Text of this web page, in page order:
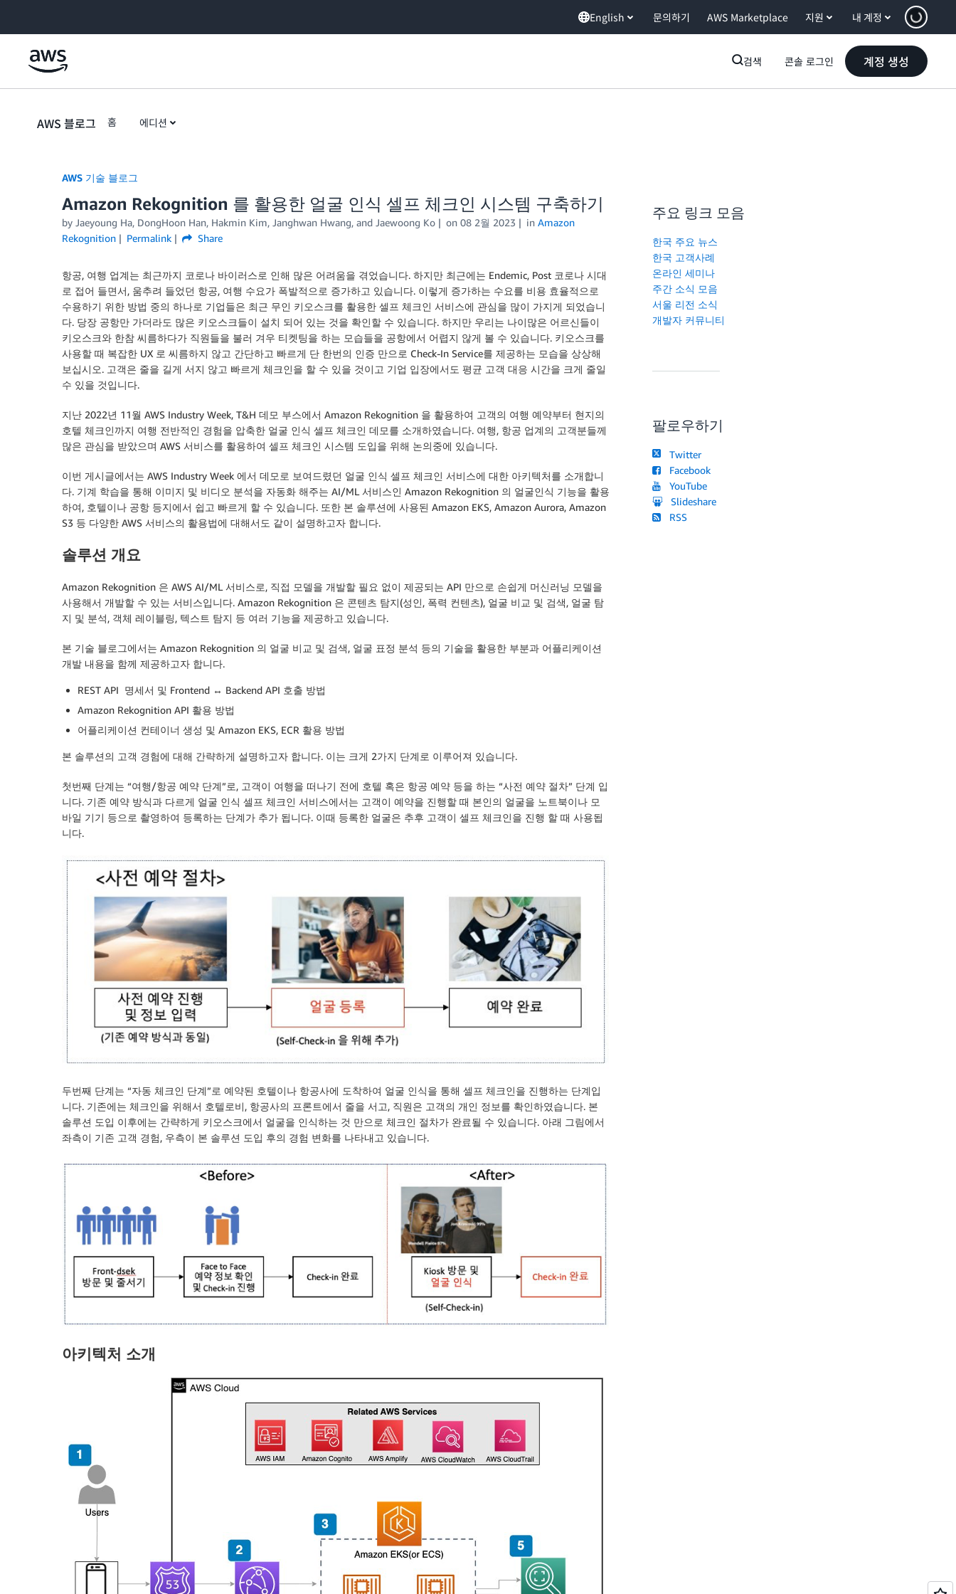
English 문의하기 AWS Marketplace 지원 내 계정
검색 콘솔 로그인 계정 생성
AWS 블로그 홈 에디션
AWS 기술 블로그
Amazon Rekognition 를 활용한 얼굴 인식 셀프 체크인 시스템 구축하기
by Jaeyoung Ha, DongHoon Han, Hakmin Kim, Janghwan Hwang, and Jaewoong Ko on 08 2월 2023 in Amazon
Rekognition
Permalink Share
항공, 여행 업계는 최근까지 코로나 바이러스로 인해 많은 어려움을 겪었습니다. 하지만 최근에는 Endemic, Post 코로나 시대
로 접어 들면서, 움추려 들었던 항공, 여행 수요가 폭발적으로 증가하고 있습니다. 이렇게 증가하는 수요를 비용 효율적으로
수용하기 위한 방법 중의 하나로 기업들은 최근 무인 키오스크를 활용한 셀프 체크인 서비스에 관심을 많이 가지게 되었습니
다. 당장 공항만 가더라도 많은 키오스크들이 설치 되어 있는 것을 확인할 수 있습니다. 하지만 우리는 나이많은 어르신들이
키오스크와 한참 씨름하다가 직원들을 불러 겨우 티켓팅을 하는 모습들을 공항에서 어렵지 않게 볼 수 있습니다. 키오스크를
사용할 때 복잡한 UX 로 씨름하지 않고 간단하고 빠르게 단 한번의 인증 만으로 Check-In Service를 제공하는 모습을 상상해
보십시오. 고객은 줄을 길게 서지 않고 빠르게 체크인을 할 수 있을 것이고 기업 입장에서도 평균 고객 대응 시간을 크게 줄일
수 있을 것입니다.
지난 2022년 11월 AWS Industry Week, T&H 데모 부스에서 Amazon Rekognition 을 활용하여 고객의 여행 예약부터 현지의
호텔 체크인까지 여행 전반적인 경험을 압축한 얼굴 인식 셀프 체크인 데모를 소개하였습니다. 여행, 항공 업계의 고객분들께
많은 관심을 받았으며 AWS 서비스를 활용하여 셀프 체크인 시스템 도입을 위해 논의중에 있습니다.
이번 게시글에서는 AWS Industry Week 에서 데모로 보여드렸던 얼굴 인식 셀프 체크인 서비스에 대한 아키텍처를 소개합니
다. 기계 학습을 통해 이미지 및 비디오 분석을 자동화 해주는 AI/ML 서비스인 Amazon Rekognition 의 얼굴인식 기능을 활용
하여, 호텔이나 공항 등지에서 쉽고 빠르게 할 수 있습니다. 또한 본 솔루션에 사용된 Amazon EKS, Amazon Aurora, Amazon
S3 등 다양한 AWS 서비스의 활용법에 대해서도 같이 설명하고자 합니다.
솔루션 개요
Amazon Rekognition 은 AWS AI/ML 서비스로, 직접 모델을 개발할 필요 없이 제공되는 API 만으로 손쉽게 머신러닝 모델을
사용해서 개발할 수 있는 서비스입니다. Amazon Rekognition 은 콘텐츠 탐지(성인, 폭력 컨텐츠), 얼굴 비교 및 검색, 얼굴 탐
지 및 분석, 객체 레이블링, 텍스트 탐지 등 여러 기능을 제공하고 있습니다.
본 기술 블로그에서는 Amazon Rekognition 의 얼굴 비교 및 검색, 얼굴 표정 분석 등의 기술을 활용한 부분과 어플리케이션
개발 내용을 함께 제공하고자 합니다.
REST API 명세서 및 Frontend ↔ Backend API 호출 방법
Amazon Rekognition API 활용 방법
어플리케이션 컨테이너 생성 및 Amazon EKS, ECR 활용 방법
본 솔루션의 고객 경험에 대해 간략하게 설명하고자 합니다. 이는 크게 2가지 단계로 이루어져 있습니다.
첫번째 단계는 “여행/항공 예약 단계”로, 고객이 여행을 떠나기 전에 호텔 혹은 항공 예약 등을 하는 “사전 예약 절차” 단계 입
니다. 기존 예약 방식과 다르게 얼굴 인식 셀프 체크인 서비스에서는 고객이 예약을 진행할 때 본인의 얼굴을 노트북이나 모
바일 기기 등으로 촬영하여 등록하는 단계가 추가 됩니다. 이때 등록한 얼굴은 추후 고객이 셀프 체크인을 진행 할 때 사용됩
니다.
두번째 단계는 “자동 체크인 단계”로 예약된 호텔이나 항공사에 도착하여 얼굴 인식을 통해 셀프 체크인을 진행하는 단계입
니다. 기존에는 체크인을 위해서 호텔로비, 항공사의 프론트에서 줄을 서고, 직원은 고객의 개인 정보를 확인하였습니다. 본
솔루션 도입 이후에는 간략하게 키오스크에서 얼굴을 인식하는 것 만으로 체크인 절차가 완료될 수 있습니다. 아래 그림에서
좌측이 기존 고객 경험, 우측이 본 솔루션 도입 후의 경험 변화를 나타내고 있습니다.
아키텍처 소개
주요 링크 모음
한국 주요 뉴스
한국 고객사례
온라인 세미나
주간 소식 모음
서울 리전 소식
개발자 커뮤니티
팔로우하기
Twitter
Facebook
YouTube
Slideshare
RSS